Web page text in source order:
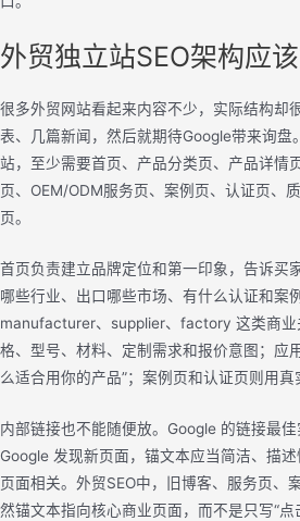
外贸独立站SEO架构应该
很多外贸网站看起来内容不少，实际结构却
表、几篇新闻，然后就期待Google带来询盘
站，至少需要首页、产品分类页、产品详情
页、OEM/ODM服务页、案例页、认证页、
页。
首页负责建立品牌定位和第一印象，告诉买
哪些行业、出口哪些市场、有什么认证和案
manufacturer、supplier、factory 这类商业
格、型号、材料、定制需求和报价意图；应
么适合用你的产品”；案例页和认证页则用真
内部链接也不能随便放。Google 的链接最
Google 发现新页面，锚文本应当简洁、描
页面相关。外贸SEO中，旧博客、服务页、
然锚文本指向核心商业页面，而不是只写“点